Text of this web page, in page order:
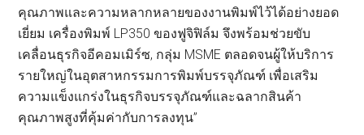
คุณภาพและความหลากหลายของงานพิมพ์ไว้ได้อย่างยอด
เยี่ยม เครื่องพิมพ์ LP350 ของฟูจิฟิล์ม จึงพร้อมช่วยขับ
เคลื่อนธุรกิจอีคอมเมิร์ซ, กลุ่ม MSME ตลอดจนผู้ให้บริการ
รายใหญ่ในอุตสาหกรรมการพิมพ์บรรจุภัณฑ์ เพื่อเสริม
ความแข็งแกร่งในธุรกิจบรรจุภัณฑ์และฉลากสินค้า
คุณภาพสูงที่คุ้มค่ากับการลงทุน”